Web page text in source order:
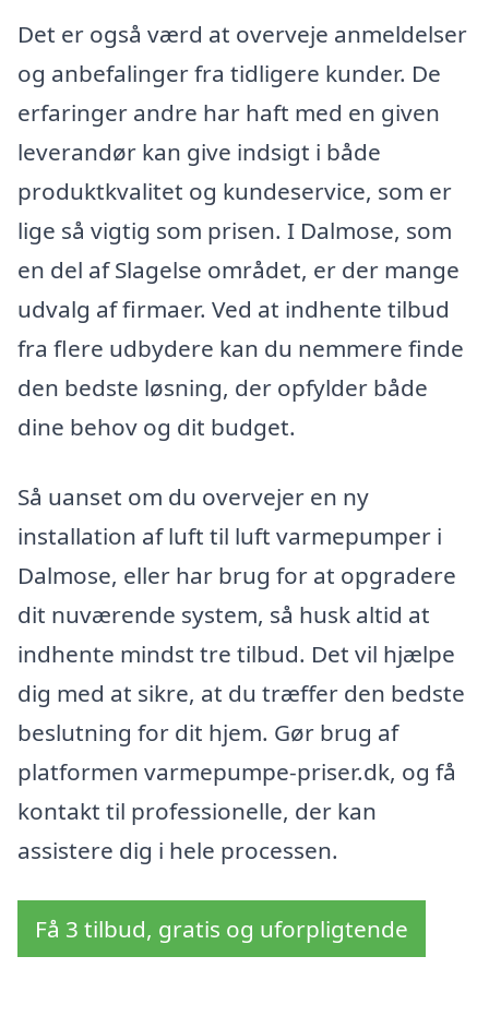
Det er også værd at overveje anmeldelser
og anbefalinger fra tidligere kunder. De
erfaringer andre har haft med en given
leverandør kan give indsigt i både
produktkvalitet og kundeservice, som er
lige så vigtig som prisen. I Dalmose, som
en del af Slagelse området, er der mange
udvalg af firmaer. Ved at indhente tilbud
fra flere udbydere kan du nemmere finde
den bedste løsning, der opfylder både
dine behov og dit budget.
Så uanset om du overvejer en ny
installation af luft til luft varmepumper i
Dalmose, eller har brug for at opgradere
dit nuværende system, så husk altid at
indhente mindst tre tilbud. Det vil hjælpe
dig med at sikre, at du træffer den bedste
beslutning for dit hjem. Gør brug af
platformen varmepumpe-priser.dk, og få
kontakt til professionelle, der kan
assistere dig i hele processen.
Få 3 tilbud, gratis og uforpligtende